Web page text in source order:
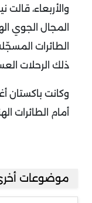
والأربعاء،
الطائرات
ذلك الرحلات
أمام الطائرات
موضوعات